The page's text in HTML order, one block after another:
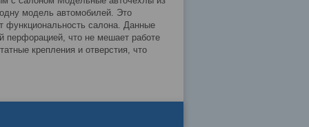
модель автомобилей. Это
функциональность салона. Данные
перфорацией, что не мешает работе
крепления и отверстия, что